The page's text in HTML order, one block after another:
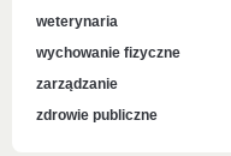
weterynaria
wychowanie fizyczne
zarządzanie
zdrowie publiczne